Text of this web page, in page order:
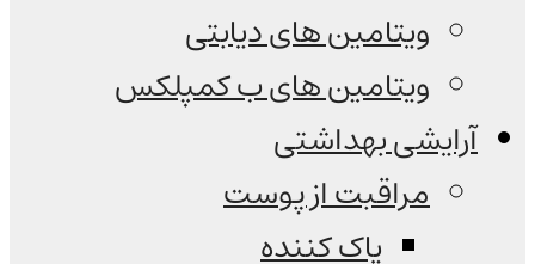
ویتامین های دیابتی
ویتامین های ب کمپلکس
آرایشی بهداشتی
مراقبت از پوست
پاک کننده